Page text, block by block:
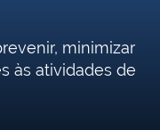
minimizar
às atividades de